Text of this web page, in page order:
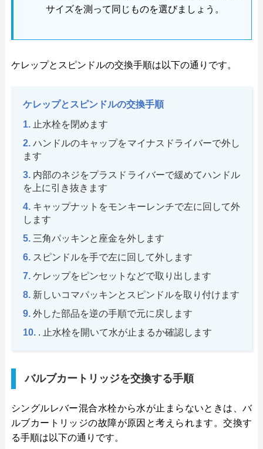
サイズを測って同じものを選びましょう。
ケレップとスピンドルの交換手順は以下の通りです。
ケレップとスピンドルの交換手順
止水栓を閉めます
ハンドルのキャップをマイナスドライバーで外し
ます
内部のネジをプラスドライバーで緩めてハンドル
を上に引き抜きます
キャップナットをモンキーレンチで左に回して外
します
三角パッキンと座金を外します
スピンドルを手で左に回して外します
ケレップをピンセットなどで取り出します
新しいコマパッキンとスピンドルを取り付けます
外した部品を逆の手順で元に戻します
. 止水栓を開いて水が止まるか確認します
バルブカートリッジを交換する手順
シングルレバー混合水栓から水が止まらないときは、バ
ルブカートリッジの故障が原因と考えられます。交換す
る手順は以下の通りです。